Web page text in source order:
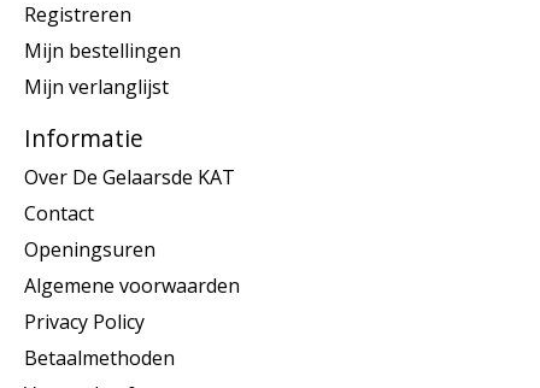
Registreren
Mijn bestellingen
Mijn verlanglijst
Informatie
Over De Gelaarsde KAT
Contact
Openingsuren
Algemene voorwaarden
Privacy Policy
Betaalmethoden